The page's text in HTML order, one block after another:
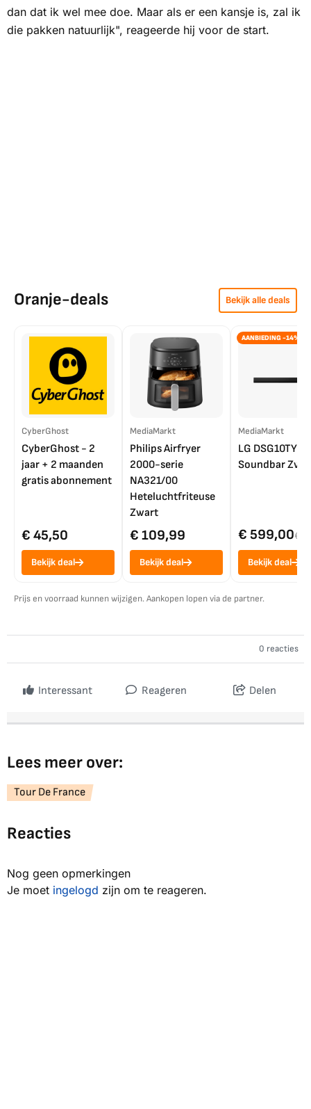
dan dat ik wel mee doe. Maar als er een kansje is, zal ik
die pakken natuurlijk", reageerde hij voor de start.
Oranje-deals Bekijk alle deals
CyberGhost
CyberGhost - 2
jaar + 2 maanden
gratis abonnement
€ 45,50
Bekijk deal
MediaMarkt
Philips Airfryer
2000-serie
NA321/00
Heteluchtfriteuse
Zwart
€ 109,99
Bekijk deal
AANBIEDING -14%
MediaMarkt
LG DSG10TY
Soundbar
€ 599,00€
Bekijk deal
Prijs en voorraad kunnen wijzigen. Aankopen lopen via de partner.
0 reacties
Interessant Reageren Delen
Lees meer over:
Tour De France
Reacties
Nog geen opmerkingen
Je moet ingelogd zijn om te reageren.